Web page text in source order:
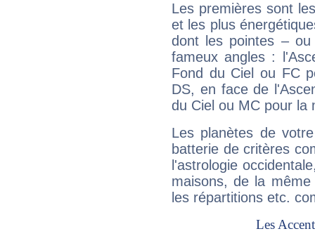
Les premières sont
et les plus
dont les pointes –
fameux angles :
Fond du Ciel ou FC
DS, en face de
du Ciel ou MC pour la
Les planètes de
batterie de critères
l'astrologie
maisons, de la
les répartitions etc.